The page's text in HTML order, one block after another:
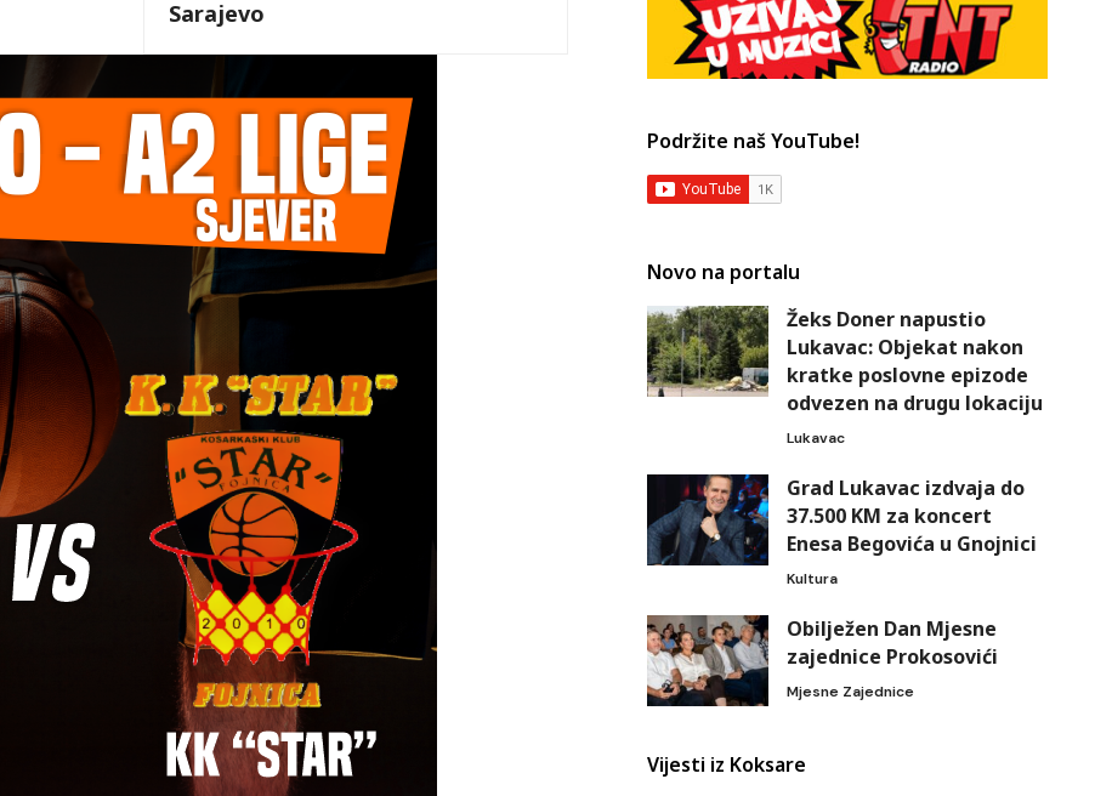
Sarajevo
Podržite naš YouTube!
Novo na portalu
Žeks Doner napustio
Lukavac: Objekat nakon
kratke poslovne epizode
odvezen na drugu lokaciju
Lukavac
Grad Lukavac izdvaja do
37.500 KM za koncert
Enesa Begovića u Gnojnici
Kultura
Obilježen Dan Mjesne
zajednice Prokosovići
Mjesne Zajednice
Vijesti iz Koksare